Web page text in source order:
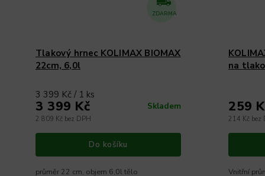
ZDARMA
Tlakový hrnec KOLIMAX BIOMAX
22cm, 6,0l
Skladem
2 809 Kč bez DPH
3 399 Kč
3 399 Kč / 1 ks
Do košíku
průměr 22 cm, objem 6,0l tělo
na
214 Kč bez
259
Vnitřní